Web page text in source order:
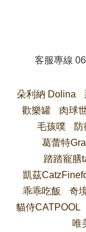
客服專線
朵利納 Dolina
歡樂罐
肉球
毛孩噗
葛蕾特
踏踏寵膳
凱茲
乖乖吃飯
奇
貓侍CATPOOL
唯